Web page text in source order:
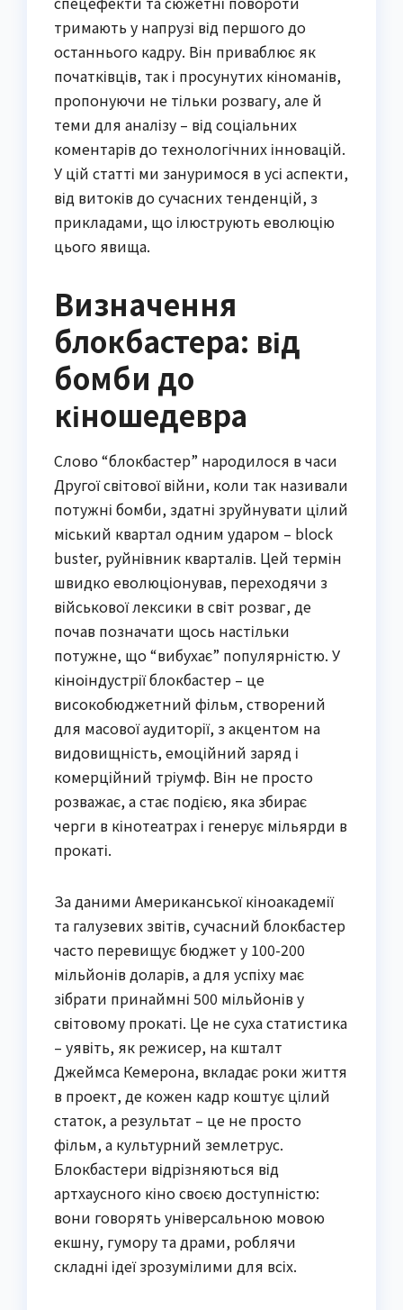
тримають у напрузі від першого до
останнього кадру. Він приваблює як
початківців, так і просунутих кіноманів,
пропонуючи не тільки розвагу, але й
теми для аналізу – від соціальних
коментарів до технологічних інновацій.
У цій статті ми зануримося в усі аспекти,
від витоків до сучасних тенденцій, з
прикладами, що ілюструють еволюцію
цього явища.
Визначення
блокбастера: від
бомби до
кіношедевра
Слово “блокбастер” народилося в часи
Другої світової війни, коли так називали
потужні бомби, здатні зруйнувати цілий
міський квартал одним ударом – block
buster, руйнівник кварталів. Цей термін
швидко еволюціонував, переходячи з
військової лексики в світ розваг, де
почав позначати щось настільки
потужне, що “вибухає” популярністю. У
кіноіндустрії блокбастер – це
високобюджетний фільм, створений
для масової аудиторії, з акцентом на
видовищність, емоційний заряд і
комерційний тріумф. Він не просто
розважає, а стає подією, яка збирає
черги в кінотеатрах і генерує мільярди в
прокаті.
За даними Американської кіноакадемії
та галузевих звітів, сучасний блокбастер
часто перевищує бюджет у 100-200
мільйонів доларів, а для успіху має
зібрати принаймні 500 мільйонів у
світовому прокаті. Це не суха статистика
– уявіть, як режисер, на кшталт
Джеймса Кемерона, вкладає роки життя
в проект, де кожен кадр коштує цілий
статок, а результат – це не просто
фільм, а культурний землетрус.
Блокбастери відрізняються від
артхаусного кіно своєю доступністю:
вони говорять універсальною мовою
екшну, гумору та драми, роблячи
складні ідеї зрозумілими для всіх.